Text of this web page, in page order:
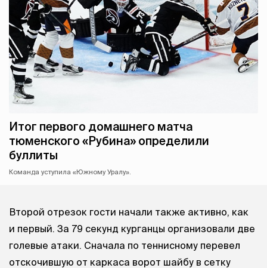
Итог первого домашнего матча
тюменского «Рубина» определили
буллиты
Команда уступила «Южному Уралу».
Второй отрезок гости начали также активно, как
и первый. За 79 секунд курганцы организовали две
голевые атаки. Сначала по теннисному перевел
отскочившую от каркаса ворот шайбу в сетку